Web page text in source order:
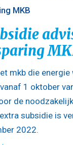
MKB
mkb die energie
1 oktober
de
subsidie is
2022.